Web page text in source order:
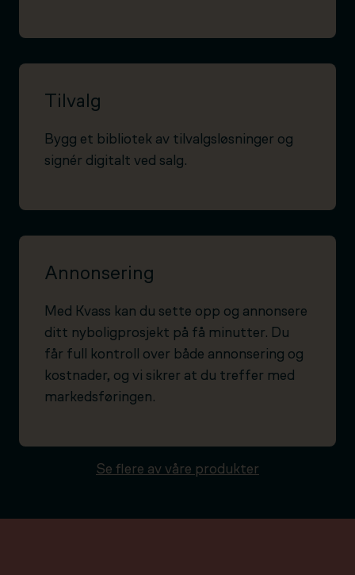
Tilvalg
Bygg et bibliotek av tilvalgsløsninger og
signér digitalt ved salg.
Annonsering
Med Kvass kan du sette opp og annonsere
ditt nyboligprosjekt på få minutter. Du
får full kontroll over både annonsering og
kostnader, og vi sikrer at du treffer med
markedsføringen.
Se flere av våre produkter